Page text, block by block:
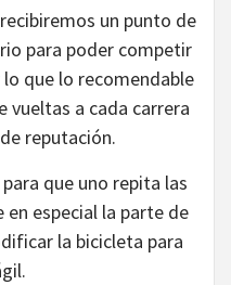
un punto de
para poder competir
que lo recomendable
vueltas a cada carrera
reputación.
que uno repita las
en especial la parte de
la bicicleta para